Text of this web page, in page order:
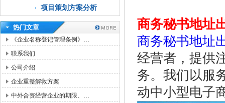
项目策划方案分析
热门文章
《企业名称登记管理条例》…
联系我们
公司介绍
企业重整解救方案
中外合资经营企业的期限、…
商务秘书地址
商务秘书地址
经营者，提供
务。我们以服
动中小型电子